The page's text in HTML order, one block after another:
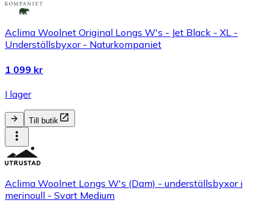
Aclima Woolnet Original Longs W's - Jet Black - XL -
Underställsbyxor - Naturkompaniet
1 099 kr
I lager
Till butik
Aclima Woolnet Longs W's (Dam) - underställsbyxor i
merinoull - Svart Medium